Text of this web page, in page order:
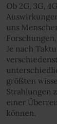
Ob 2G, 3G,
uns
Je nach
größten
Strahlungen
einer
können.